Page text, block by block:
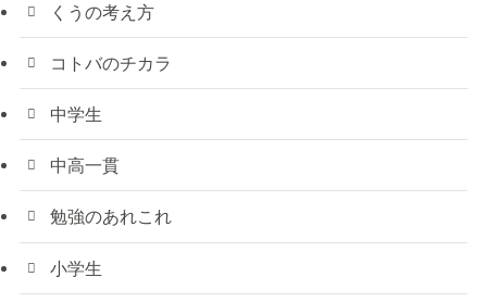
くうの考え方
コトバのチカラ
中学生
中高一貫
勉強のあれこれ
小学生